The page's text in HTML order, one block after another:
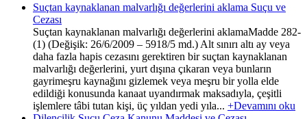
Suçtan kaynaklanan malvarlığı değerlerini aklama Suçu ve
Cezası
Suçtan kaynaklanan malvarlığı değerlerini aklamaMadde 282-
(1) (Değişik: 26/6/2009 – 5918/5 md.) Alt sınırı altı ay veya
daha fazla hapis cezasını gerektiren bir suçtan kaynaklanan
malvarlığı değerlerini, yurt dışına çıkaran veya bunların
gayrimeşru kaynağını gizlemek veya meşru bir yolla elde
edildiği konusunda kanaat uyandırmak maksadıyla, çeşitli
işlemlere tâbi tutan kişi, üç yıldan yedi yıla... +Devamını oku